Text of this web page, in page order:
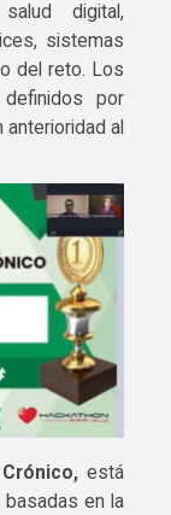
digital,
sistemas
del reto. Los
por
al
está
en la